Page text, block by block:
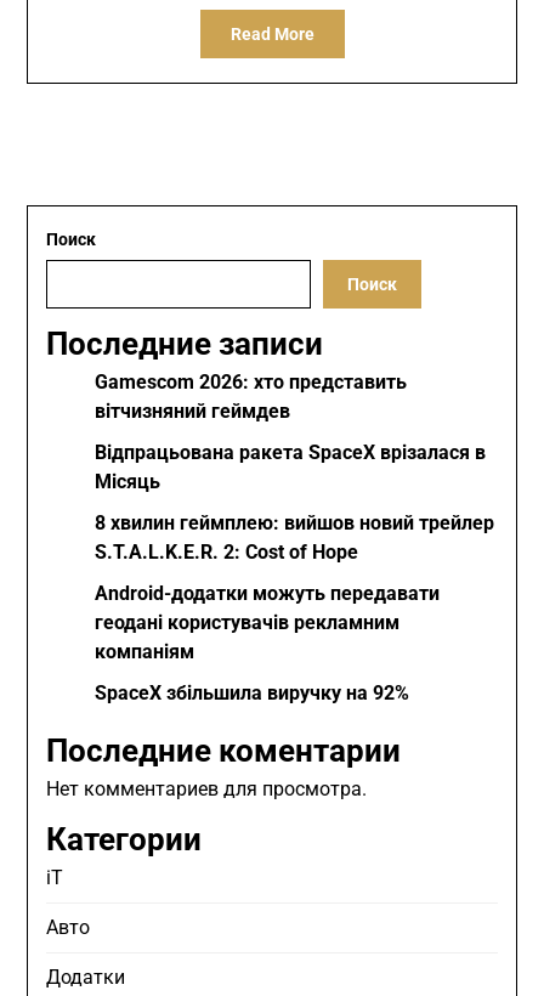
Read More
Поиск
Поиск
Последние записи
Gamescom 2026: хто представить
вітчизняний геймдев
Відпрацьована ракета SpaceX врізалася в
Місяць
8 хвилин геймплею: вийшов новий трейлер
S.T.A.L.K.E.R. 2: Cost of Hope
Android-додатки можуть передавати
геодані користувачів рекламним
компаніям
SpaceX збільшила виручку на 92%
Последние коментарии
Нет комментариев для просмотра.
Категории
iT
Авто
Додатки